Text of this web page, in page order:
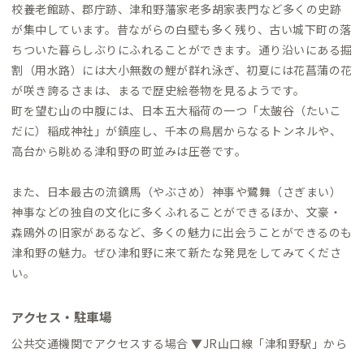
校養老館跡、郡庁跡、津和野藩家老多胡家表門など多くの史跡
が集中しています。昔ながらの白壁も多く残り、古い城下町の落
ちついた暮らしぶりにふれることができます。通り沿いにある掘
割（用水路）には大小無数の鯉が群れ泳ぎ、初夏には花菖蒲の花
が咲き誇るさまは、まるで歴史絵巻物を見るようです。
町を望む山の中腹には、日本五大稲荷の一つ「太皷谷（たいこ
だに）稲成神社」が鎮座し、千本の鳥居からなるトンネルや、
高台から眺める津和野の町並みは圧巻です。
また、日本最古の流鏑馬（やぶさめ）神事や鷺舞（さぎまい）
神事などの独自の文化に多くふれることができるほか、文豪・
森鴎外の旧家があるなど、多くの魅力に出会うことができるのも
津和野の魅力。ぜひ津和野に来て新たな発見をしてみてくださ
い。
アクセス・駐車場
公共交通機関でアクセスする場合 ▼JR山口線「津和野駅」から